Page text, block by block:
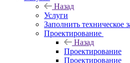
Назад
Услуги
Заполнить техническое
Проектирование
Назад
Проектирование
Проектирование